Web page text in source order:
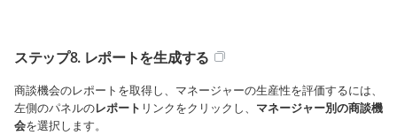
ステップ8. レポートを生成する
商談機会のレポートを取得し、マネージャーの生産性を評価するには、
左側のパネルのレポート リンクをクリックし、 マネージャー別の商談機
会を選択します。